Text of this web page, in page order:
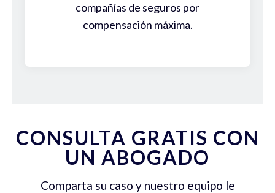
compañías de seguros por
compensación máxima.
CONSULTA GRATIS CON
UN ABOGADO
Comparta su caso y nuestro equipo le